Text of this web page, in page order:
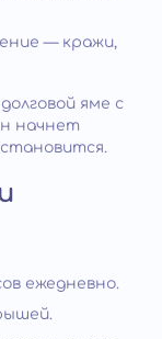
— кражи,
яме с
начнет
ежедневно.